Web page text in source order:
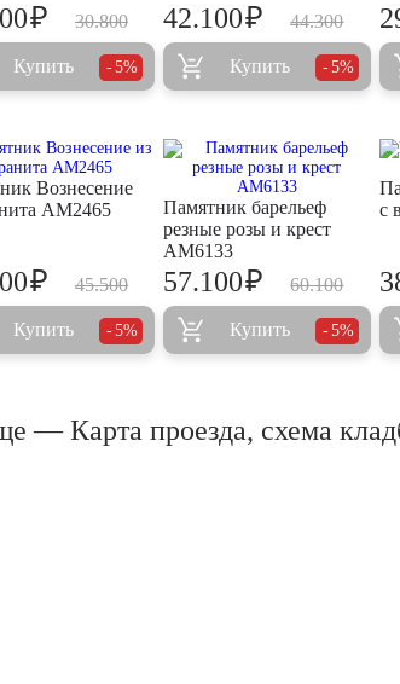
30.800
₽
Купить 5%
44.300
42.100₽
Купить 5%
Вознесение
AM2465
45.500
₽
Купить 5%
Памятник барельеф
резные розы и крест
AM6133
60.100
57.100₽
Купить 5%
с
— Карта проезда, схема